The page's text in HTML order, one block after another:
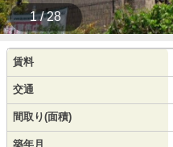
1 / 28
賃料
交通
間取り(面積)
築年月